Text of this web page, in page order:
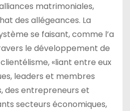
matrimoniales,
des allégeances. La
se faisant, comme l’a
le développement de
«liant entre eux
leaders et membres
des entrepreneurs et
secteurs économiques,